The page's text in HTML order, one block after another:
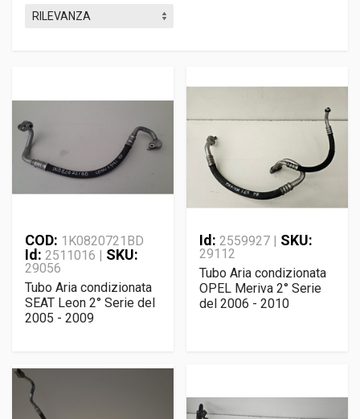
COD: 1K0820721BD
Id: 2511016 | SKU:
29056
Tubo Aria condizionata
SEAT Leon 2° Serie del
2005 - 2009
Id: 2559927 | SKU:
29112
Tubo Aria condizionata
OPEL Meriva 2° Serie
del 2006 - 2010